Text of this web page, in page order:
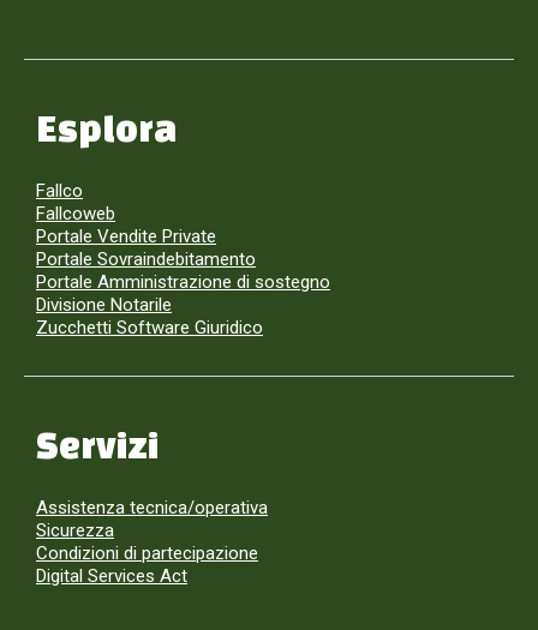
Esplora
Fallco
Fallcoweb
Portale Vendite Private
Portale Sovraindebitamento
Portale Amministrazione di sostegno
Divisione Notarile
Zucchetti Software Giuridico
Servizi
Assistenza tecnica/operativa
Sicurezza
Condizioni di partecipazione
Digital Services Act